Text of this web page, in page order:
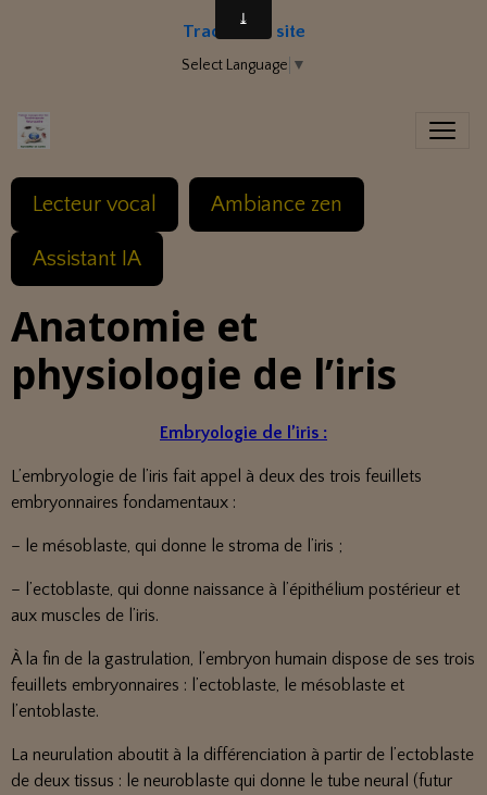
Traduire le site
Select Language ▼
Lecteur vocal Ambiance zen
Assistant IA
Anatomie et
physiologie de l’iris
Embryologie de l’iris :
L’embryologie de l’iris fait appel à deux des trois feuillets
embryonnaires fondamentaux :
– le mésoblaste, qui donne le stroma de l’iris ;
– l’ectoblaste, qui donne naissance à l’épithélium postérieur et
aux muscles de l’iris.
À la fin de la gastrulation, l’embryon humain dispose de ses trois
feuillets embryonnaires : l’ectoblaste, le mésoblaste et
l’entoblaste.
La neurulation aboutit à la différenciation à partir de l’ectoblaste
de deux tissus : le neuroblaste qui donne le tube neural (futur